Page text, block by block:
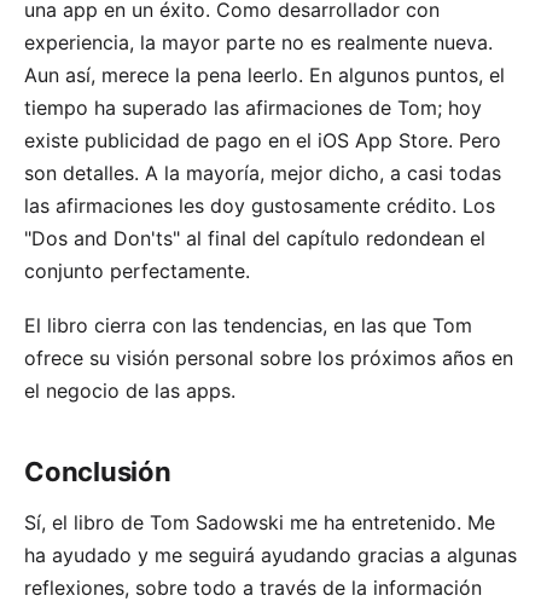
una app en un éxito. Como desarrollador con
experiencia, la mayor parte no es realmente nueva.
Aun así, merece la pena leerlo. En algunos puntos, el
tiempo ha superado las afirmaciones de Tom; hoy
existe publicidad de pago en el iOS App Store. Pero
son detalles. A la mayoría, mejor dicho, a casi todas
las afirmaciones les doy gustosamente crédito. Los
"Dos and Don'ts" al final del capítulo redondean el
conjunto perfectamente.
El libro cierra con las tendencias, en las que Tom
ofrece su visión personal sobre los próximos años en
el negocio de las apps.
Conclusión
Sí, el libro de Tom Sadowski me ha entretenido. Me
ha ayudado y me seguirá ayudando gracias a algunas
reflexiones, sobre todo a través de la información